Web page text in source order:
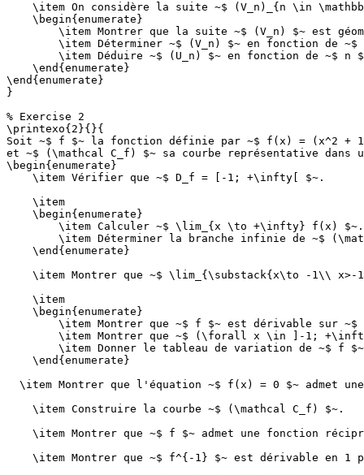
\item On considère la suite ~$ (V_n)_{n \in
    \begin{enumerate}
\item Montrer que la suite ~$ (V_n) $~ est
\item Déterminer ~$ (V_n) $~ en fonction de ~$
\item Déduire ~$ (U_n) $~ en fonction de ~$ n
    \end{enumerate}
\end{enumerate}
}
% Exercise 2
\printexo{2}{}{
Soit ~$ f $~ la fonction définie par ~$ f(x) = (x^2 +
et ~$ (\mathcal C_f) $~ sa courbe représentative dans
\begin{enumerate}
    \item Vérifier que ~$ D_f = [-1; +\infty[ $~.
    \item
    \begin{enumerate}
        \item Calculer ~$ \lim_{x \to +\infty} f(x) $~.
\item Déterminer la branche infinie de ~$
    \end{enumerate}
\item Montrer que ~$ \lim_{\substack{x\to -1\\
    \item
    \begin{enumerate}
\item Montrer que ~$ f $~ est dérivable sur ~$
\item Montrer que ~$ (\forall x \in ]-1;
\item Donner le tableau de variation de ~$ f
    \end{enumerate}
\item Montrer que l'équation ~$ f(x) = 0 $~ admet
    \item Construire la courbe ~$ (\mathcal C_f) $~.
\item Montrer que ~$ f $~ admet une fonction
\item Montrer que ~$ f^{-1} $~ est dérivable en 1